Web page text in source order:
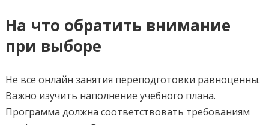
На что обратить внимание
при выборе
Не все онлайн занятия переподготовки равноценны.
Важно изучить наполнение учебного плана.
Программа должна соответствовать требованиям